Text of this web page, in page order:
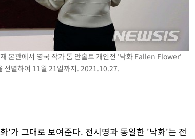
본관에서 영국 작가 톰 안홀트 개인전 '낙화 Fallen Flower'
선별하여 11월 21일까지. 2021.10.27.
'가 그대로 보여준다. 전시명과 동일한 '낙화'는 전